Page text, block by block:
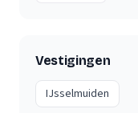
Vestigingen
IJsselmuiden